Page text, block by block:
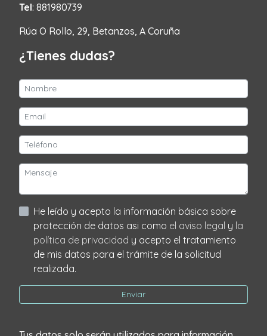
Tel: 881980739
Rúa O Rollo, 29, Betanzos, A Coruña
¿Tienes dudas?
He leído y acepto la información básica sobre
protección de datos asi como el aviso legal y la
política de privacidad y acepto el tratamiento
de mis datos para el trámite de la solicitud
realizada.
Enviar